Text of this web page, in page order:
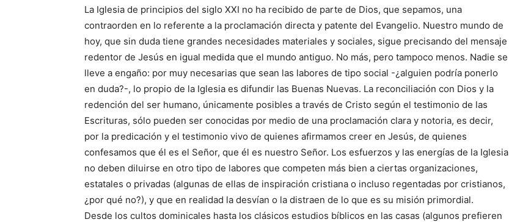
La Iglesia de principios del siglo XXI no ha recibido de parte de Dios, que sepamos, una
contraorden en lo referente a la proclamación directa y patente del Evangelio. Nuestro mundo de
hoy, que sin duda tiene grandes necesidades materiales y sociales, sigue precisando del mensaje
redentor de Jesús en igual medida que el mundo antiguo. No más, pero tampoco menos. Nadie se
lleve a engaño: por muy necesarias que sean las labores de tipo social -¿alguien podría ponerlo
en duda?-, lo propio de la Iglesia es difundir las Buenas Nuevas. La reconciliación con Dios y la
redención del ser humano, únicamente posibles a través de Cristo según el testimonio de las
Escrituras, sólo pueden ser conocidas por medio de una proclamación clara y notoria, es decir,
por la predicación y el testimonio vivo de quienes afirmamos creer en Jesús, de quienes
confesamos que él es el Señor, que él es nuestro Señor. Los esfuerzos y las energías de la Iglesia
no deben diluirse en otro tipo de labores que competen más bien a ciertas organizaciones,
estatales o privadas (algunas de ellas de inspiración cristiana o incluso regentadas por cristianos,
¿por qué no?), y que en realidad la desvían o la distraen de lo que es su misión primordial.
Desde los cultos dominicales hasta los clásicos estudios bíblicos en las casas (algunos prefieren